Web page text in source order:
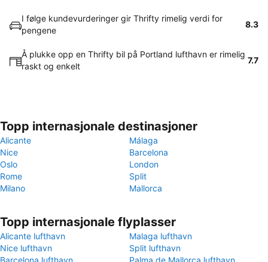
I følge kundevurderinger gir Thrifty rimelig verdi for
pengene
8.3
Å plukke opp en Thrifty bil på Portland lufthavn er rimelig
raskt og enkelt
7.7
Topp internasjonale destinasjoner
Alicante
Málaga
Nice
Barcelona
Oslo
London
Rome
Split
Milano
Mallorca
Topp internasjonale flyplasser
Alicante lufthavn
Malaga lufthavn
Nice lufthavn
Split lufthavn
Barcelona lufthavn
Palma de Mallorca lufthavn